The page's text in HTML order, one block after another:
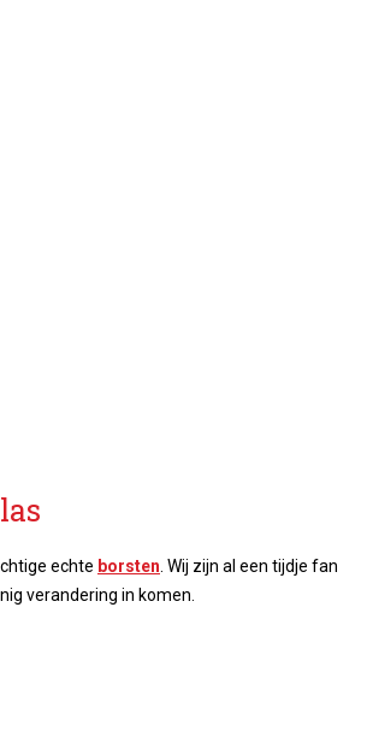
echte borsten . Wij zijn al een tijdje fan
verandering in komen.